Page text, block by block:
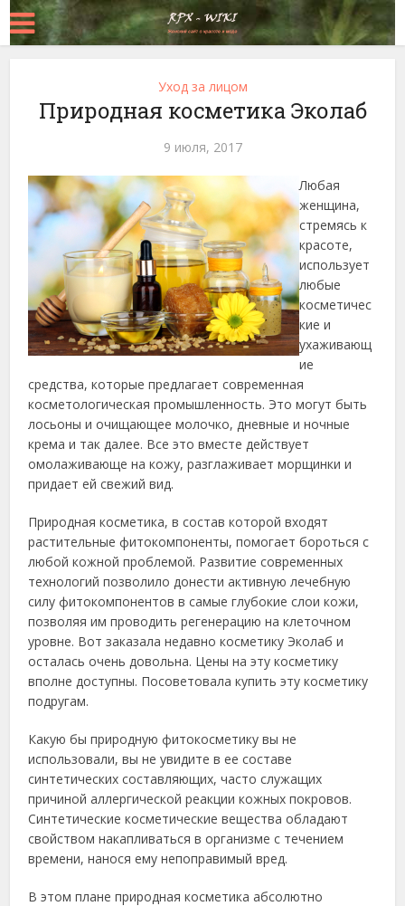
Уход за лицом
Природная косметика Эколаб
9 июля, 2017
Любая
женщина,
стремясь к
красоте,
использует
любые
косметичес
кие и
ухаживающ
ие
средства, которые предлагает современная
косметологическая промышленность. Это могут быть
лосьоны и очищающее молочко, дневные и ночные
крема и так далее. Все это вместе действует
омолаживающе на кожу, разглаживает морщинки и
придает ей свежий вид.
Природная косметика, в состав которой входят
растительные фитокомпоненты, помогает бороться с
любой кожной проблемой. Развитие современных
технологий позволило донести активную лечебную
силу фитокомпонентов в самые глубокие слои кожи,
позволяя им проводить регенерацию на клеточном
уровне. Вот заказала недавно косметику Эколаб и
осталась очень довольна. Цены на эту косметику
вполне доступны. Посоветовала купить эту косметику
подругам.
Какую бы природную фитокосметику вы не
использовали, вы не увидите в ее составе
синтетических составляющих, часто служащих
причиной аллергической реакции кожных покровов.
Синтетические косметические вещества обладают
свойством накапливаться в организме с течением
времени, нанося ему непоправимый вред.
В этом плане природная косметика абсолютно